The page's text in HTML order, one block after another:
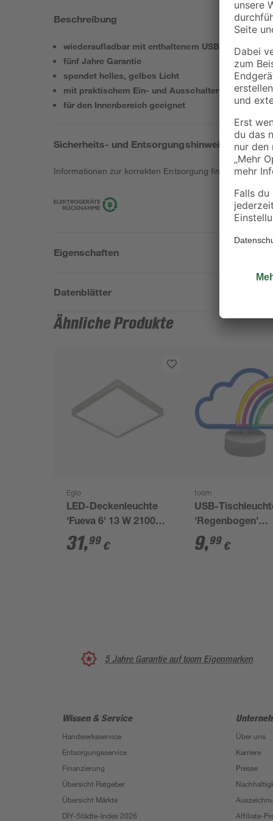
Beschreibung
wiederaufladbar mit enthaltenem USB-Kabel
fünf Jahre Garantie
spendet helles, gelbes Licht
mit praktischem Ein- und Ausschalter
für den Innenbereich geeignet
Sicherheits- und Entsorgungshinweise
Informationen zur korrekten Entsorgung findest duhier.
Eigenschaften
Datenblätter
Ähnliche Produkte
Eglo
LED-Deckenleuchte
'Fueva 6' 13 W 2100
lm warmweiß bis
tageslichtweiß 29 x
31,99 €
toom
USB-
'Regenbogen'
Kunststoff 23,5 x
cm
9,99 €
5 Jahre Garantie auf toom Eigenmarken
Wissen & Service
Handwerksservice
Entsorgungsservice
Finanzierung
Übersicht Ratgeber
Übersicht Märkte
DIY-Städte-Index 2026
Über uns
Karriere
Presse
Affiliate-